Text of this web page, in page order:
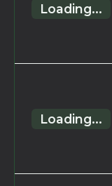
Loading...
Loading...